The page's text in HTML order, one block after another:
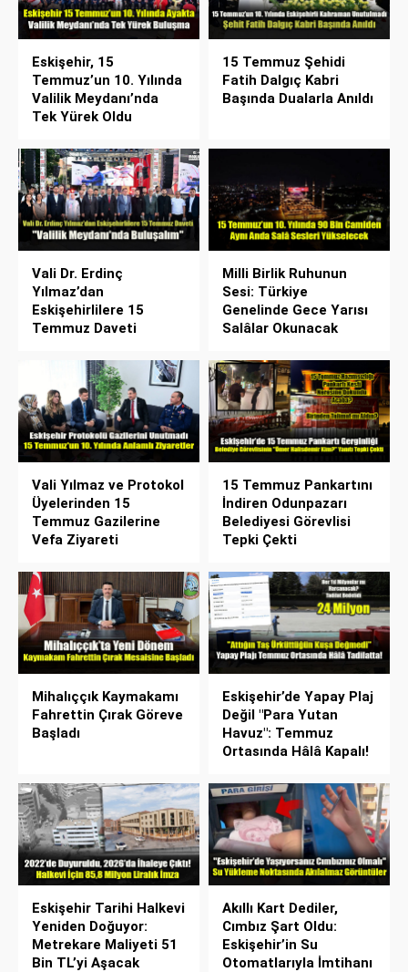
Eskişehir, 15
Temmuz’un 10. Yılında
Valilik Meydanı’nda
Tek Yürek Oldu
15 Temmuz Şehidi
Fatih Dalgıç Kabri
Başında Dualarla Anıldı
Vali Dr. Erdinç
Yılmaz’dan
Eskişehirlilere 15
Temmuz Daveti
Milli Birlik Ruhunun
Sesi: Türkiye
Genelinde Gece Yarısı
Salâlar Okunacak
Vali Yılmaz ve Protokol
Üyelerinden 15
Temmuz Gazilerine
Vefa Ziyareti
15 Temmuz Pankartını
İndiren Odunpazarı
Belediyesi Görevlisi
Tepki Çekti
Mihalıççık Kaymakamı
Fahrettin Çırak Göreve
Başladı
Eskişehir’de Yapay Plaj
Değil "Para Yutan
Havuz": Temmuz
Ortasında Hâlâ Kapalı!
Eskişehir Tarihi Halkevi
Yeniden Doğuyor:
Metrekare Maliyeti 51
Bin TL’yi Aşacak
Akıllı Kart Dediler,
Cımbız Şart Oldu:
Eskişehir’in Su
Otomatlarıyla İmtihanı